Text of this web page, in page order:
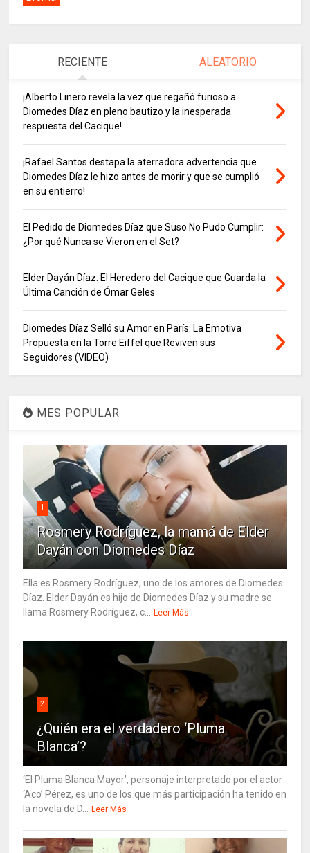
RECIENTE ALEATORIO
¡Alberto Linero revela la vez que regañó furioso a
Diomedes Díaz en pleno bautizo y la inesperada
respuesta del Cacique!
¡Rafael Santos destapa la aterradora advertencia que
Diomedes Díaz le hizo antes de morir y que se cumplió
en su entierro!
El Pedido de Diomedes Díaz que Suso No Pudo Cumplir:
¿Por qué Nunca se Vieron en el Set?
Elder Dayán Díaz: El Heredero del Cacique que Guarda la
Última Canción de Ómar Geles
Diomedes Díaz Selló su Amor en París: La Emotiva
Propuesta en la Torre Eiffel que Reviven sus
Seguidores (VIDEO)
MES POPULAR
1
Rosmery Rodríguez, la mamá de Elder
Dayán con Diomedes Díaz
Ella es Rosmery Rodríguez, uno de los amores de Diomedes
Díaz. Elder Dayán es hijo de Diomedes Díaz y su madre se
llama Rosmery Rodríguez, c... Leer Más
2
¿Quién era el verdadero ‘Pluma
Blanca’?
‘El Pluma Blanca Mayor’, personaje interpretado por el actor
‘Aco’ Pérez, es uno de los que más participación ha tenido en
la novela de D... Leer Más